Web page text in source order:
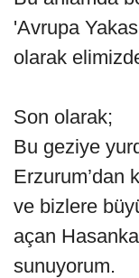
'Avrupa
olarak
Son olarak;
Bu geziye
Erzurum’dan
ve bizlere
açan
sunuyorum.